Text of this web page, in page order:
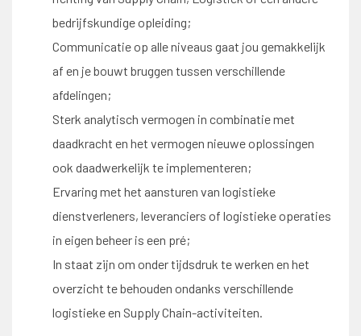
bedrijfskundige opleiding;
Communicatie op alle niveaus gaat jou gemakkelijk
af en je bouwt bruggen tussen verschillende
afdelingen;
Sterk analytisch vermogen in combinatie met
daadkracht en het vermogen nieuwe oplossingen
ook daadwerkelijk te implementeren;
Ervaring met het aansturen van logistieke
dienstverleners, leveranciers of logistieke operaties
in eigen beheer is een pré;
In staat zijn om onder tijdsdruk te werken en het
overzicht te behouden ondanks verschillende
logistieke en Supply Chain-activiteiten.